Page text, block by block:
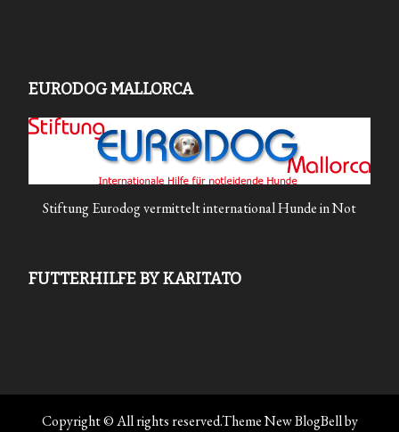
EURODOG MALLORCA
Stiftung Eurodog vermittelt international Hunde in Not
FUTTERHILFE BY KARITATO
Copyright © All rights reserved.Theme New BlogBell by